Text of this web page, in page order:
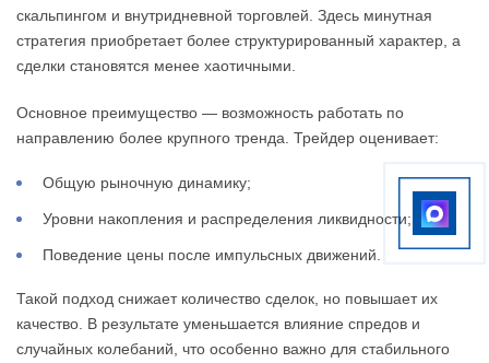
скальпингом и внутридневной торговлей. Здесь минутная
стратегия приобретает более структурированный характер, а
сделки становятся менее хаотичными.
Основное преимущество — возможность работать по
направлению более крупного тренда. Трейдер оценивает:
Общую рыночную динамику;
Уровни накопления и распределения ликвидности;
Поведение цены после импульсных движений.
Такой подход снижает количество сделок, но повышает их
качество. В результате уменьшается влияние спредов и
случайных колебаний, что особенно важно для стабильного